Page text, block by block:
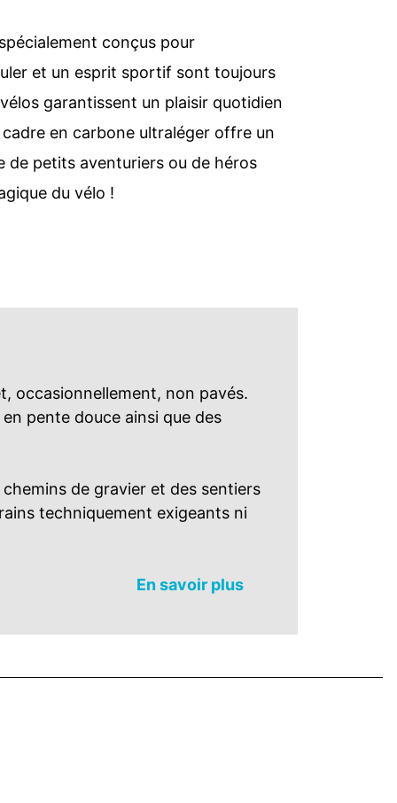
conçus pour
et un esprit sportif sont toujours
garantissent un plaisir quotidien
en carbone ultraléger offre un
de petits aventuriers ou de héros
du vélo !
occasionnellement, non pavés.
pente douce ainsi que des
de gravier et des sentiers
techniquement exigeants ni
En savoir plus